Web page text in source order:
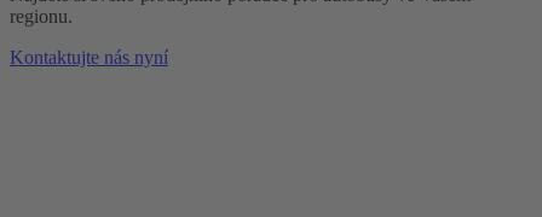
regionu.
Kontaktujte nás nyní